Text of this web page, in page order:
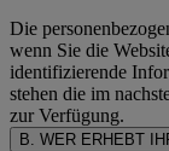
Die
wenn Sie die
identifizierende
stehen die im
zur Verfügung.
B. WER ERHEBT